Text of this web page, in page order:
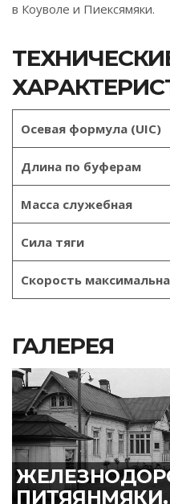
в Коуволе и Пиексямяки.
Осевая формула (UIC)
Длина по буферам
Масса служебная
Сила тяги
Скорость
ГАЛЕРЕЯ
ПИТЯЯНМЯКИ,